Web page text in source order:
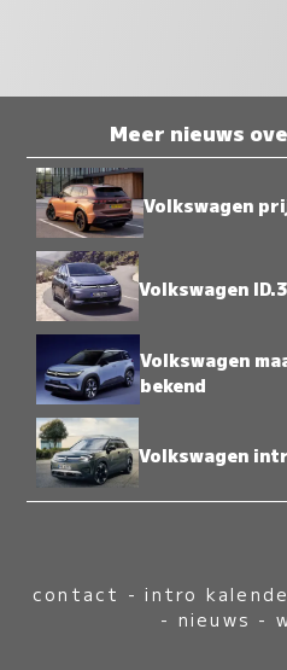
Meer nieuws
Volkswagen
Volkswagen
Volkswagen
bekend
Volkswagen
contact -intro
- nieuws -